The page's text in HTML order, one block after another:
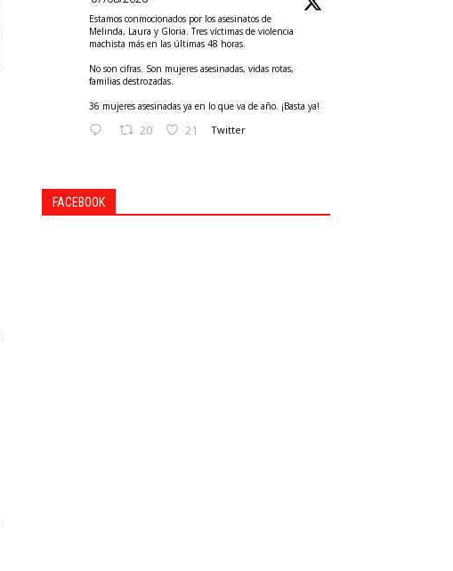
Estamos conmocionados por los asesinatos de
Melinda, Laura y Gloria. Tres víctimas de violencia
machista más en las últimas 48 horas.
No son cifras. Son mujeres asesinadas, vidas rotas,
familias destrozadas.
36 mujeres asesinadas ya en lo que va de año. ¡Basta ya!
20 21 Twitter
FACEBOOK